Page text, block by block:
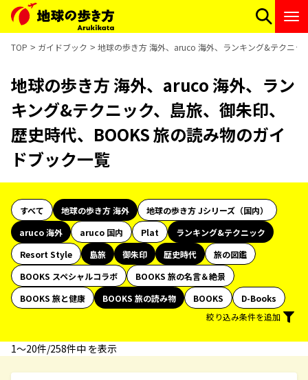
TOP ガイドブック 地球の歩き方 海外、aruco 海外、ランキング&テクニッ
地球の歩き方 海外、aruco 海外、ラン
キング&テクニック、島旅、御朱印、
歴史時代、BOOKS 旅の読み物のガイ
ドブック一覧
すべて 地球の歩き方 海外
地球の歩き方 Jシリーズ（国内）
aruco 海外
aruco 国内 Plat
ランキング&テクニック
Resort Style
島旅 御朱印 歴史時代
旅の図鑑
BOOKS スペシャルコラボ
BOOKS 旅の名言＆絶景
BOOKS 旅と健康
BOOKS 旅の読み物 BOOKS
D-Books
絞り込み条件を追加
1〜20件/258件中 を表示